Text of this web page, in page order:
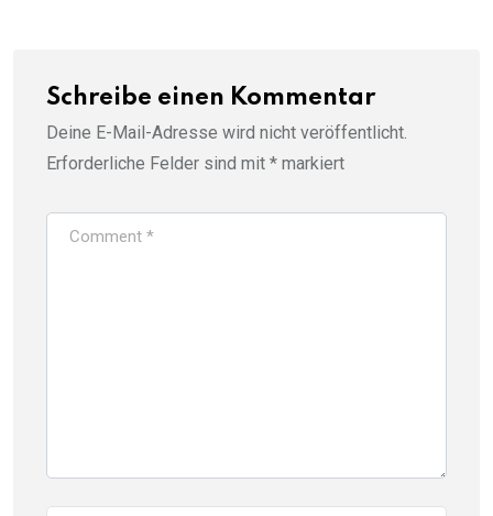
Schreibe einen Kommentar
Deine E-Mail-Adresse wird nicht veröffentlicht.
Erforderliche Felder sind mit * markiert